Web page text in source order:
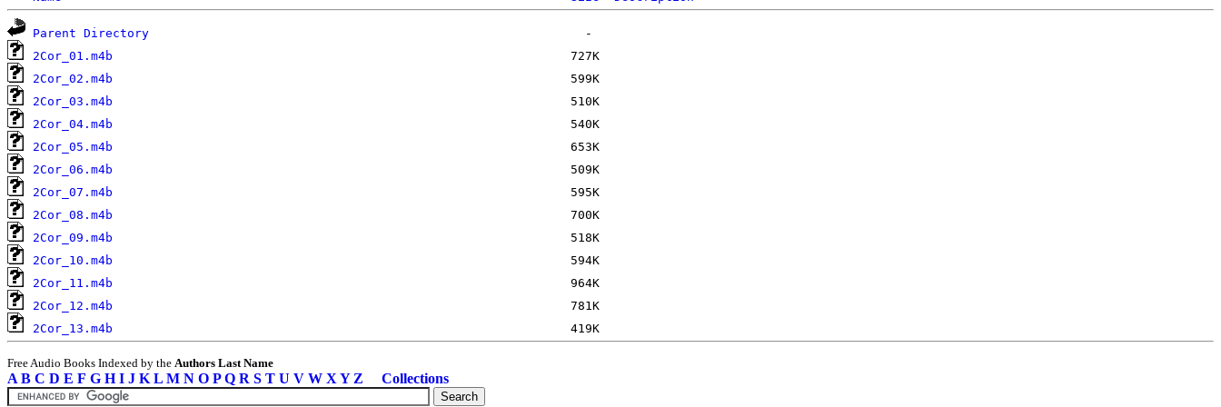
Parent Directory
2Cor_01.m4b
2Cor_02.m4b
2Cor_03.m4b
2Cor_04.m4b
2Cor_05.m4b
2Cor_06.m4b
2Cor_07.m4b
2Cor_08.m4b
2Cor_09.m4b
2Cor_10.m4b
2Cor_11.m4b
2Cor_12.m4b
2Cor_13.m4b
Free Audio Books Indexed by the Authors Last Name
A B C D E F G H I J K L M N O P Q R S T U V W X Y Z Collections